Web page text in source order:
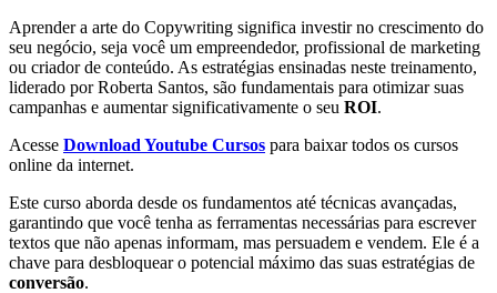
Aprender a arte do Copywriting significa investir no crescimento do
seu negócio, seja você um empreendedor, profissional de marketing
ou criador de conteúdo. As estratégias ensinadas neste treinamento,
liderado por Roberta Santos, são fundamentais para otimizar suas
campanhas e aumentar significativamente o seu ROI.
Acesse Download Youtube Cursos para baixar todos os cursos
online da internet.
Este curso aborda desde os fundamentos até técnicas avançadas,
garantindo que você tenha as ferramentas necessárias para escrever
textos que não apenas informam, mas persuadem e vendem. Ele é a
chave para desbloquear o potencial máximo das suas estratégias de
conversão.